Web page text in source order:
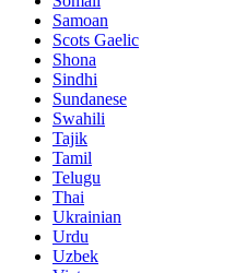
Samoan
Scots Gaelic
Shona
Sindhi
Sundanese
Swahili
Tajik
Tamil
Telugu
Thai
Ukrainian
Urdu
Uzbek